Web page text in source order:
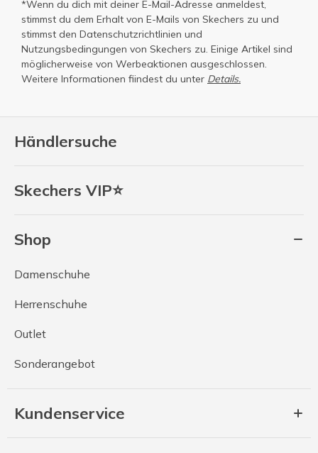
Händlersuche
Skechers VIP⭐
Shop
Damenschuhe
Herrenschuhe
Outlet
Sonderangebot
Kundenservice
*Wenn du dich mit deiner E-Mail-Adresse anmeldest,
stimmst du dem Erhalt von E-Mails von Skechers zu und
stimmst den Datenschutzrichtlinien und
Nutzungsbedingungen von Skechers zu. Einige Artikel sind
möglicherweise von Werbeaktionen ausgeschlossen.
Weitere Informationen fiindest du unter Details.